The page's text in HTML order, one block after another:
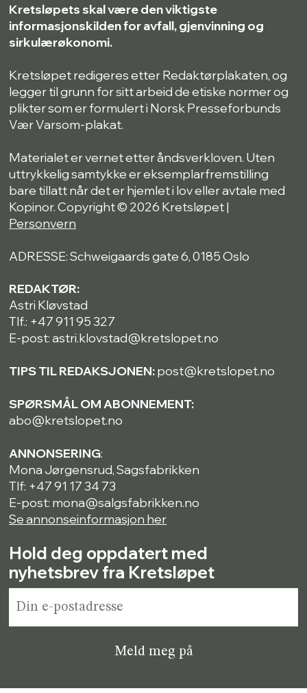
Kretsløpets skal være den viktigste
informasjonskilden for avfall, gjenvinning og
sirkulærøkonomi.
Kretsløpet redigeres etter Redaktørplakaten, og
legger til grunn for sitt arbeid de etiske normer og
plikter som er formulert i Norsk Presseforbunds
Vær Varsom-plakat.
Materialet er vernet etter åndsverkloven. Uten
uttrykkelig samtykke er eksemplarfremstilling
bare tillatt når det er hjemlet i lov eller avtale med
Kopinor. Copyright © 2026 Kretsløpet |
Personvern
ADRESSE: Schweigaards gate 6, 0185 Oslo
REDAKTØR:
Astri Kløvstad
Tlf.: +47 911 95 327
E-post: astri.klovstad@kretslopet.no
TIPS TIL REDAKSJONEN:post@kretslopet.no
SPØRSMÅL OM ABONNEMENT:
abo@kretslopet.no
ANNONSERING:
Mona Jørgensrud, Sagsfabrikken
Tlf: +47 91 17 34 73
E-post: mona@salgsfabrikken.no
Se annonseinformasjon her
Hold deg oppdatert med
nyhetsbrev fra Kretsløpet